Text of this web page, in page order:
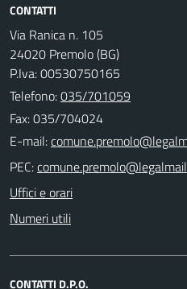
CONTATTI
Via Ranica n. 105
24020 Premolo (BG)
P.Iva: 00530750165
Telefono:035/701059
Fax: 035/704024
E-mail:
PEC:
Uffici e orari
Numeri utili
CONTATTI D.P.O.